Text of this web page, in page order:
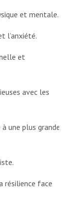
et mentale.
l’anxiété.
et
avec les
une plus grande
résilience face